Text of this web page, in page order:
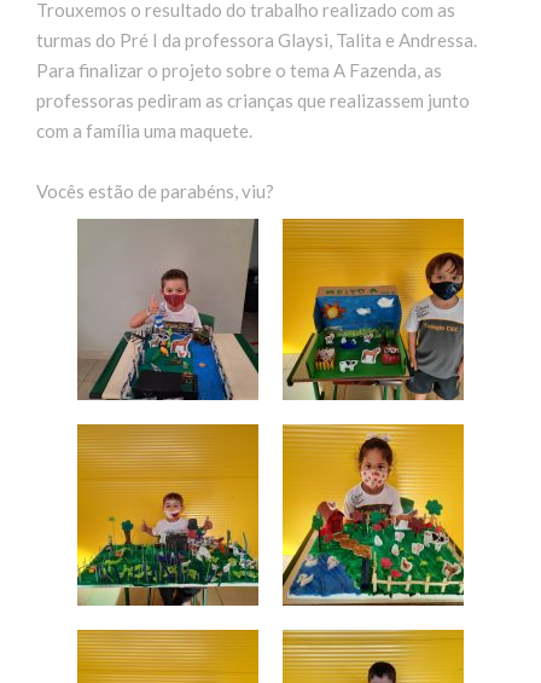
Trouxemos o resultado do trabalho realizado com as
turmas do Pré I da professora Glaysi, Talita e Andressa.
Para finalizar o projeto sobre o tema A Fazenda, as
professoras pediram as crianças que realizassem junto
com a família uma maquete.
Vocês estão de parabéns, viu?